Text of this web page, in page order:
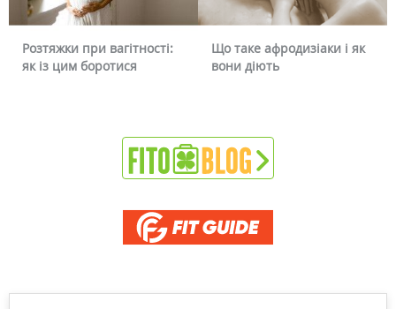
Що таке афродизіаки і як
вони діють
Чому червоніє
чи можна це